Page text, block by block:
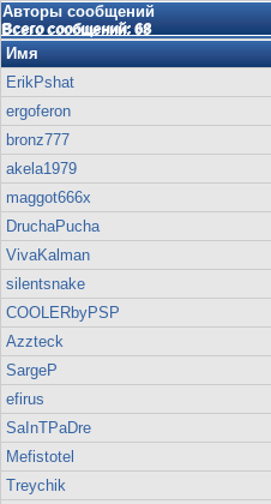
Авторы сообщений
Всего сообщений: 68
Имя
ErikPshat
ergoferon
bronz777
akela1979
maggot666x
DruchaPucha
VivaKalman
silentsnake
COOLERbyPSP
Azzteck
SargeP
efirus
SaInTPaDre
Mefistotel
Treychik